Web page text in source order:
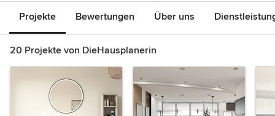
Projekte Bewertungen Über uns
20 Projekte von DieHausplanerin